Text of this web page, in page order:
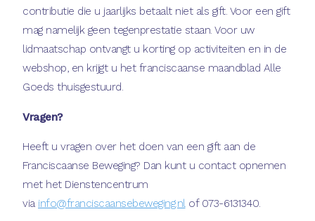
contributie die u jaarlijks betaalt niet als gift. Voor een gift
mag namelijk geen tegenprestatie staan. Voor uw
lidmaatschap ontvangt u korting op activiteiten en in de
webshop, en krijgt u het franciscaanse maandblad Alle
Goeds thuisgestuurd.
Vragen?
Heeft u vragen over het doen van een gift aan de
Franciscaanse Beweging? Dan kunt u contact opnemen
met het Dienstencentrum
via info@franciscaansebeweging.nlof 073-6131340.